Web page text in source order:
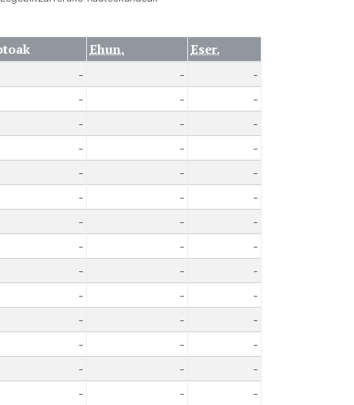
Ehun.
Eser.
- -
-
- -
-
- -
-
- -
-
- -
-
- -
-
- -
-
- -
-
- -
-
- -
-
- -
-
- -
-
- -
-
- -
-